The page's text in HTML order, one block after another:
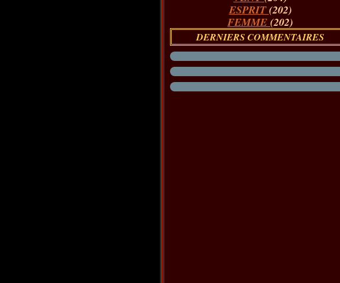
ESPRIT(202)
FEMME (202)
DERNIERS COMMENTAIRES